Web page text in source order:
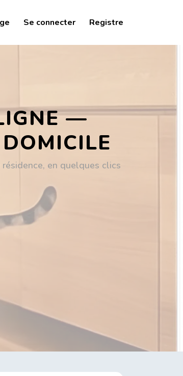
Se connecter Registre
—
en quelques clics